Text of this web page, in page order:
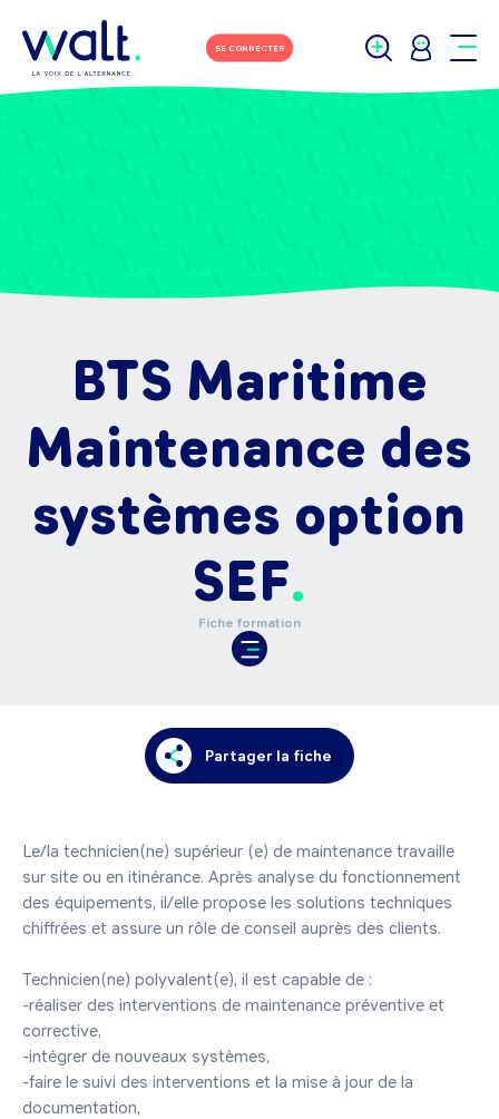
SE CONNECTER
BTS Maritime
Maintenance des
systèmes option
SEF
Fiche formation
Partager la fiche
Le/la technicien(ne) supérieur (e) de maintenance travaille
sur site ou en itinérance. Après analyse du fonctionnement
des équipements, il/elle propose les solutions techniques
chiffrées et assure un rôle de conseil auprès des clients.
Technicien(ne) polyvalent(e), il est capable de :
-réaliser des interventions de maintenance préventive et
corrective,
-intégrer de nouveaux systèmes,
-faire le suivi des interventions et la mise à jour de la
documentation,